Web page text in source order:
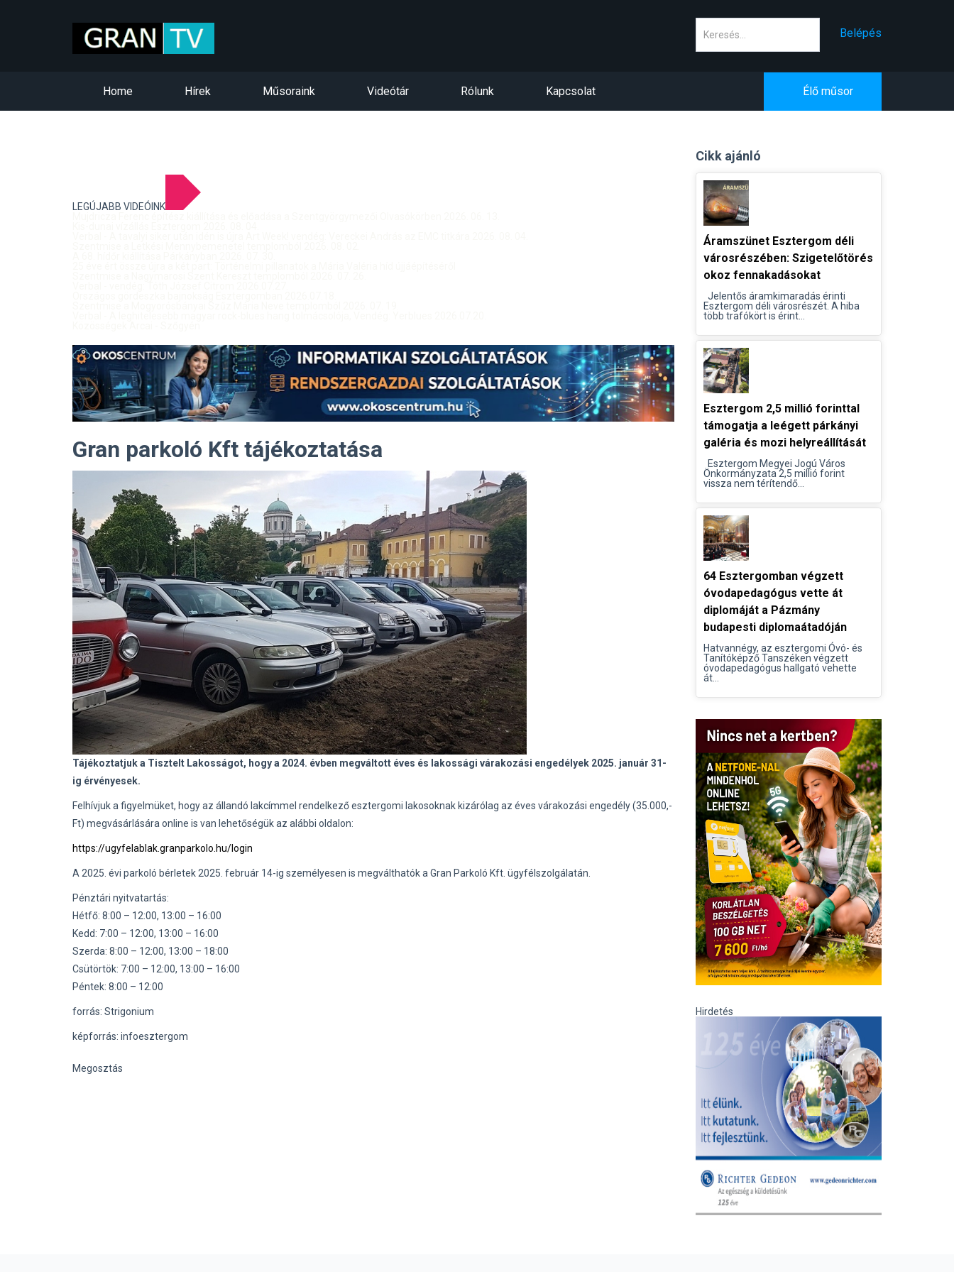
Belépés
Home Hírek Műsoraink Videótár Rólunk Kapcsolat Élő műsor
LEGÚJABB VIDEÓINK
Gran parkoló Kft tájékoztatása
Tájékoztatjuk a Tisztelt Lakosságot, hogy a 2024. évben megváltott éves és lakossági várakozási engedélyek 2025. január 31-
ig érvényesek.
Felhívjuk a figyelmüket, hogy az állandó lakcímmel rendelkező esztergomi lakosoknak kizárólag az éves várakozási engedély (35.000,-
Ft) megvásárlására online is van lehetőségük az alábbi oldalon:
https://ugyfelablak.granparkolo.hu/login
A 2025. évi parkoló bérletek 2025. február 14-ig személyesen is megválthatók a Gran Parkoló Kft. ügyfélszolgálatán.
Pénztári nyitvatartás:
Hétfő: 8:00 – 12:00, 13:00 – 16:00
Kedd: 7:00 – 12:00, 13:00 – 16:00
Szerda: 8:00 – 12:00, 13:00 – 18:00
Csütörtök: 7:00 – 12:00, 13:00 – 16:00
Péntek: 8:00 – 12:00
forrás: Strigonium
képforrás: infoesztergom
Megosztás
Cikk ajánló
Áramszünet Esztergom déli
városrészében: Szigetelőtörés
okoz fennakadásokat
Jelentős áramkimaradás érinti
Esztergom déli városrészét. A hiba
több trafókört is érint...
Esztergom 2,5 millió forinttal
támogatja a leégett párkányi
galéria és mozi helyreállítását
Esztergom Megyei Jogú Város
Önkormányzata 2,5 millió forint
vissza nem térítendő...
64 Esztergomban végzett
óvodapedagógus vette át
diplomáját a Pázmány
budapesti diplomaátadóján
Hatvannégy, az esztergomi Óvó- és
Tanítóképző Tanszéken végzett
óvodapedagógus hallgató vehette
át...
Hirdetés